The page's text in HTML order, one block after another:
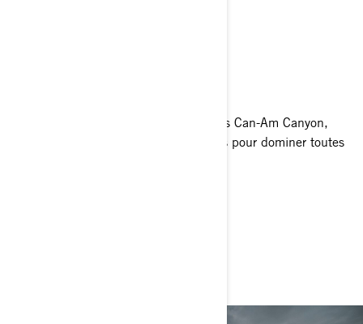
L’aventure commence avec les modèles Can-Am Canyon,
Canyon XT et Canyon Redrock, conçus pour dominer toutes